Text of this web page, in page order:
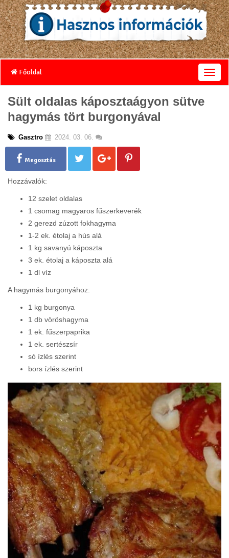
Főoldal
T
o
Sült oldalas káposztaágyon sütve
hagymás tört burgonyával
Gasztro 2024. 03. 06.
Megosztás
Hozzávalók:
12 szelet oldalas
1 csomag magyaros fűszerkeverék
2 gerezd zúzott fokhagyma
1-2 ek. étolaj a hús alá
1 kg savanyú káposzta
3 ek. étolaj a káposzta alá
1 dl víz
A hagymás burgonyához:
1 kg burgonya
1 db vöröshagyma
1 ek. fűszerpaprika
1 ek. sertészsír
só ízlés szerint
bors ízlés szerint